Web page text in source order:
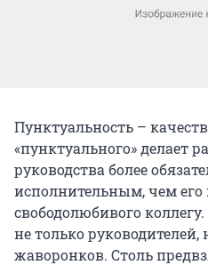
Пунктуальность –
«пунктуального» делает
руководства более
исполнительным, чем
свободолюбивого
не только
жаворонков. Столь